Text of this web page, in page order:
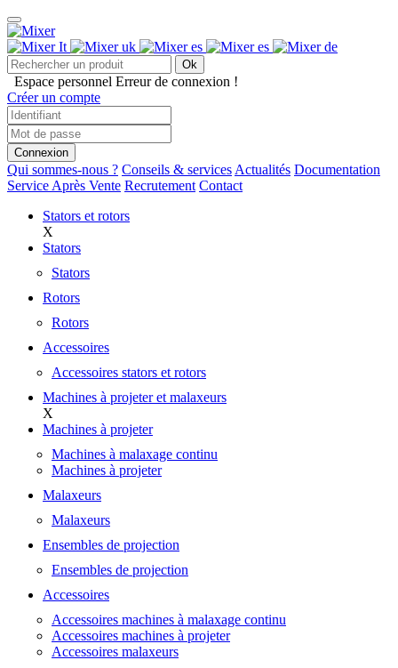
Ok
Espace personnel Erreur de connexion !
Créer un compte
Connexion
Qui sommes-nous ? Conseils & services Actualités Documentation
Service Après Vente Recrutement Contact
Stators et rotors
X
Stators
Stators
Rotors
Rotors
Accessoires
Accessoires stators et rotors
Machines à projeter et malaxeurs
X
Machines à projeter
Machines à malaxage continu
Machines à projeter
Malaxeurs
Malaxeurs
Ensembles de projection
Ensembles de projection
Accessoires
Accessoires machines à malaxage continu
Accessoires machines à projeter
Accessoires malaxeurs